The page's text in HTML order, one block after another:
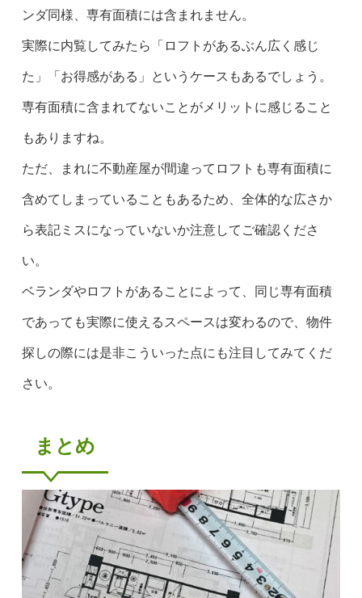
ンダ同様、専有面積には含まれません。
実際に内覧してみたら「ロフトがあるぶん広く感じ
た」「お得感がある」というケースもあるでしょう。
専有面積に含まれてないことがメリットに感じること
もありますね。
ただ、まれに不動産屋が間違ってロフトも専有面積に
含めてしまっていることもあるため、全体的な広さか
ら表記ミスになっていないか注意してご確認くださ
い。
ベランダやロフトがあることによって、同じ専有面積
であっても実際に使えるスペースは変わるので、物件
探しの際には是非こういった点にも注目してみてくだ
さい。
まとめ